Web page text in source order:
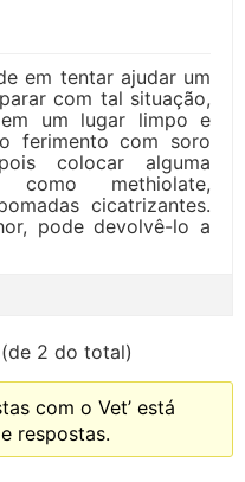
em tentar ajudar um
com tal situação,
um lugar limpo e
ferimento com soro
colocar alguma
como methiolate,
cicatrizantes.
pode devolvê-lo a
2 do total)
com o Vet’ está
respostas.